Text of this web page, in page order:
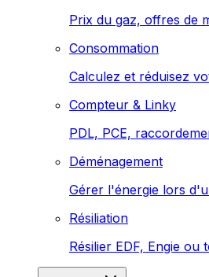
Prix du gaz, offres de
Consommation
Calculez et réduisez
Compteur & Linky
PDL, PCE,
Déménagement
Gérer l'énergie lors
Résiliation
Résilier EDF, Engie